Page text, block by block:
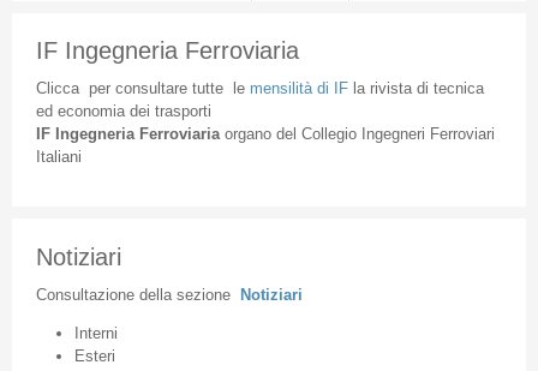
IF Ingegneria Ferroviaria
Cliccaper consultare tuttele mensilità di IFla rivista di tecnica
ed economia dei trasporti
IF Ingegneria Ferroviaria organodel Collegio Ingegneri Ferroviari
Italiani
Notiziari
Consultazione della sezione Notiziari
Interni
Esteri